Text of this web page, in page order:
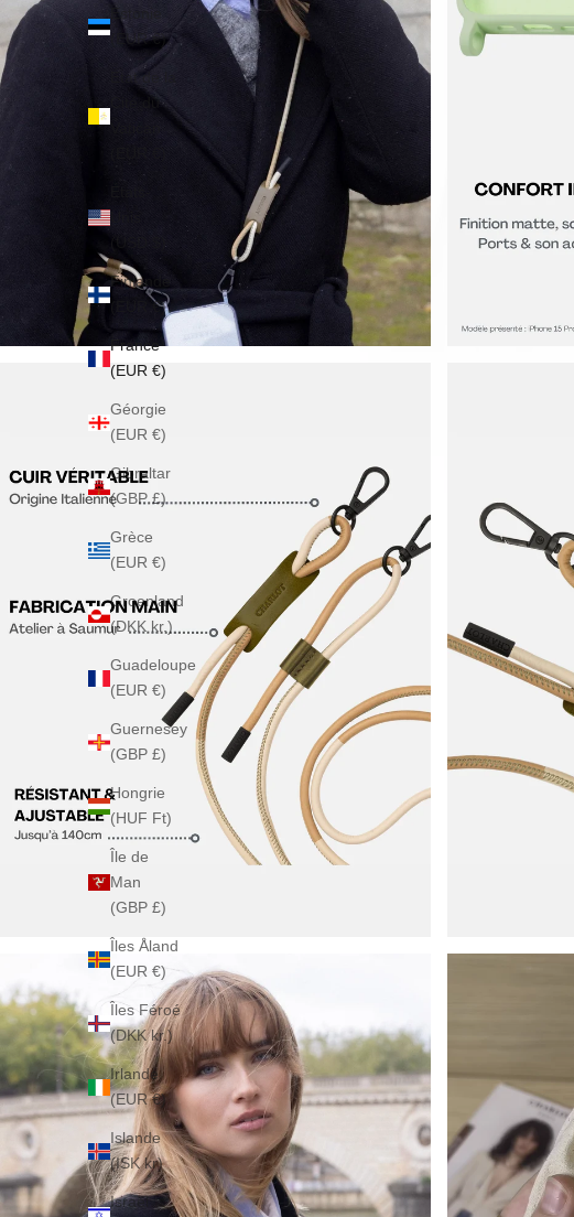
Estonie
(EUR €)
État de la
Cité du
(USD $)
Finlande
(EUR €)
France
(EUR €)
Géorgie
(EUR €)
Gibraltar
(GBP £)
Grèce
(EUR €)
Groenland
(DKK kr.)
Guadeloupe
(EUR €)
Guernesey
(GBP £)
Hongrie
(HUF Ft)
Île de
Man
(GBP £)
Îles Åland
(EUR €)
Îles Féroé
(DKK kr.)
Irlande
(EUR €)
Islande
(ISK kr)
Israël